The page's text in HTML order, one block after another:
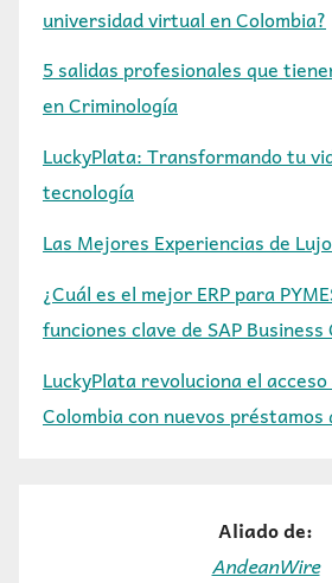
universidad virtual en Colombia?
5 salidas profesionales que
en Criminología
LuckyPlata: Transformando tu
tecnología
Las Mejores Experiencias de
¿Cuál es el mejor ERP para
funciones clave de SAP Business
LuckyPlata revoluciona el
Colombia con nuevos préstamos
Aliado de:
AndeanWire